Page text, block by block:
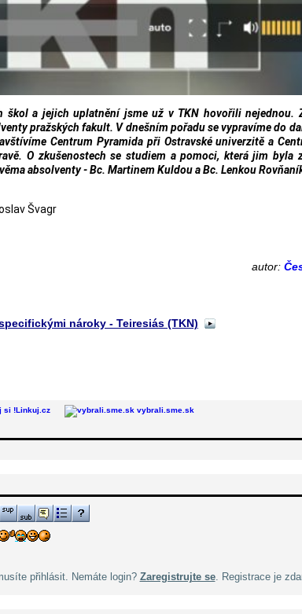
škol a jejich uplatnění jsme už v TKN hovořili nejednou.
pražských fakult. V dnešním pořadu se vypravíme do
Centrum Pyramida při Ostravské univerzitě a
O zkušenostech se studiem a pomoci, která jim byla
absolventy - Bc. Martinem Kuldou a Bc. Lenkou
Švagr
autor:
nároky - Teiresiás (TKN)
Linkuj.cz vybrali.sme.sk
přihlásit. Nemáte login? Zaregistrujte se. Registrace je